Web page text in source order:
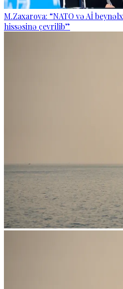
M.Zaxarova: “NATO və Aİ
hissəsinə çevrilib”